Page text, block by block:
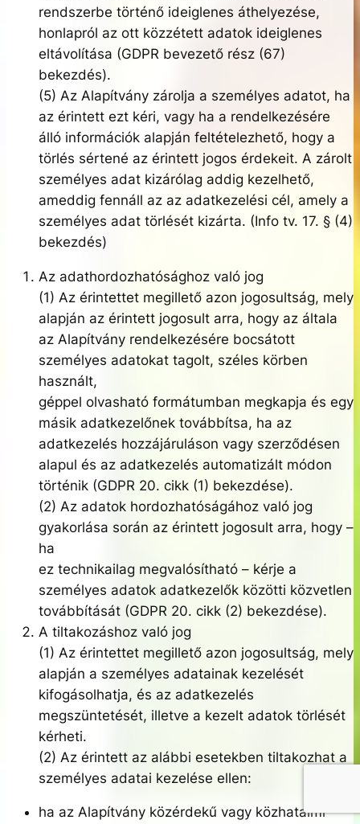
rendszerbe történő ideiglenes áthelyezése,
honlapról az ott közzétett adatok ideiglenes
eltávolítása (GDPR bevezető rész (67)
bekezdés).
(5) Az Alapítvány zárolja a személyes adatot, ha
az érintett ezt kéri, vagy ha a rendelkezésére
álló információk alapján feltételezhető, hogy a
törlés sértené az érintett jogos érdekeit. A zárolt
személyes adat kizárólag addig kezelhető,
ameddig fennáll az az adatkezelési cél, amely a
személyes adat törlését kizárta. (Info tv. 17. § (4)
bekezdés)
Az adathordozhatósághoz való jog
(1) Az érintettet megillető azon jogosultság, mely
alapján az érintett jogosult arra, hogy az általa
az Alapítvány rendelkezésére bocsátott
személyes adatokat tagolt, széles körben
használt,
géppel olvasható formátumban megkapja és egy
másik adatkezelőnek továbbítsa, ha az
adatkezelés hozzájáruláson vagy szerződésen
alapul és az adatkezelés automatizált módon
történik (GDPR 20. cikk (1) bekezdése).
(2) Az adatok hordozhatóságához való jog
gyakorlása során az érintett jogosult arra, hogy –
ha
ez technikailag megvalósítható – kérje a
személyes adatok adatkezelők közötti közvetlen
továbbítását (GDPR 20. cikk (2) bekezdése).
A tiltakozáshoz való jog
(1) Az érintettet megillető azon jogosultság, mely
alapján a személyes adatainak kezelését
kifogásolhatja, és az adatkezelés
megszüntetését, illetve a kezelt adatok törlését
kérheti.
(2) Az érintett az alábbi esetekben tiltakozhat a
személyes adatai kezelése ellen:
ha az Alapítvány közérdekű vagy közhatalmi